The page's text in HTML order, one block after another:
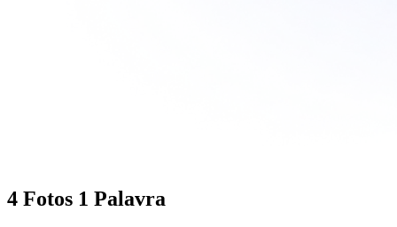
4 Fotos 1 Palavra